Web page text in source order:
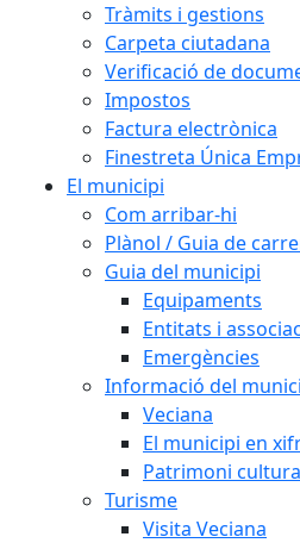
Tràmits i gestions
Carpeta ciutadana
Verificació de
Impostos
Factura electrònica
Finestreta Única
El municipi
Com arribar-hi
Plànol / Guia de
Guia del municipi
Equipaments
Entitats i
Emergències
Informació del
Veciana
El municipi en
Patrimoni
Turisme
Visita Veciana